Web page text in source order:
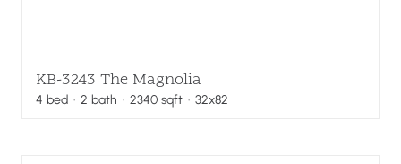
KB-3243 The Magnolia
4 bed · 2 bath · 2340 sqft· 32x82